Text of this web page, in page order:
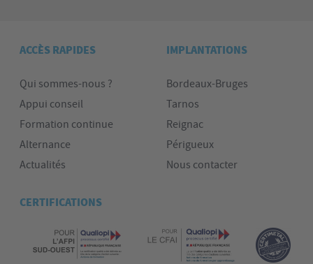
ACCÈS RAPIDES
Qui sommes-nous ?
Appui conseil
Formation continue
Alternance
Actualités
IMPLANTATIONS
Bordeaux-Bruges
Tarnos
Reignac
Périgueux
Nous contacter
CERTIFICATIONS